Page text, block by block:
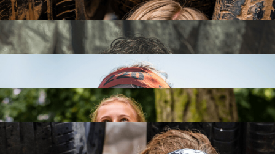
15 PRZESZKÓD
3 KM+
RUNMAGEDDON HARDCORE
70 PRZESZKÓD
21 KM+
42 KM+
FAMILY
15 PRZESZKÓD
2 KM+
KIDS
15 PRZESZKÓD
1 KM+